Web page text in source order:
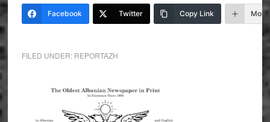
Facebook Twitter Copy Link More
FILED UNDER: REPORTAZH